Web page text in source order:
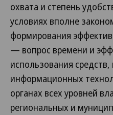
охвата и степень
условиях вполне
формирования
— вопрос времени и
использования
информационных
органах всех уровней
региональных и